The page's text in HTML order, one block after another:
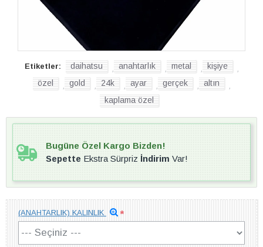
Etiketler: daihatsu anahtarlık metal kişiye
özel gold 24k ayar gerçek altın
kaplama özel
(ANAHTARLIK) KALINLIK
Bugüne Özel Kargo Bizden!
SepetteEkstra SürprizİndirimVar!